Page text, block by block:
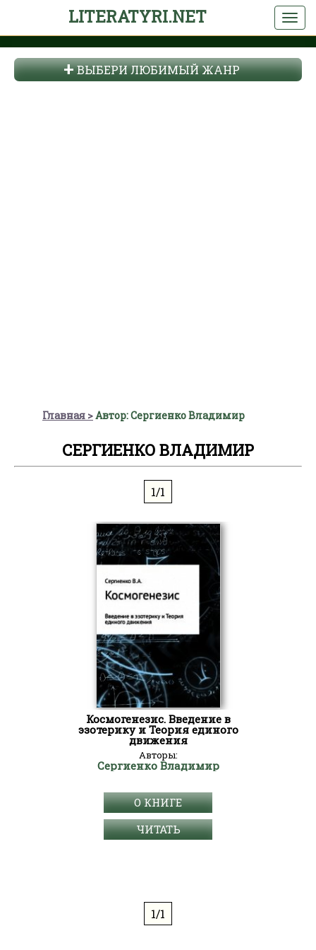
LITERATYRI.NET
ВЫБЕРИ ЛЮБИМЫЙ ЖАНР
Главная Автор: Сергиенко Владимир
СЕРГИЕНКО ВЛАДИМИР
1/1
Космогенезис. Введение в
эзотерику и Теория единого
движения
Авторы:
Сергиенко Владимир
О КНИГЕ
ЧИТАТЬ
1/1